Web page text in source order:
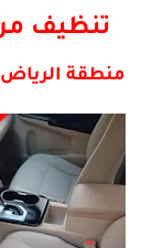
تنظيف
منطقة